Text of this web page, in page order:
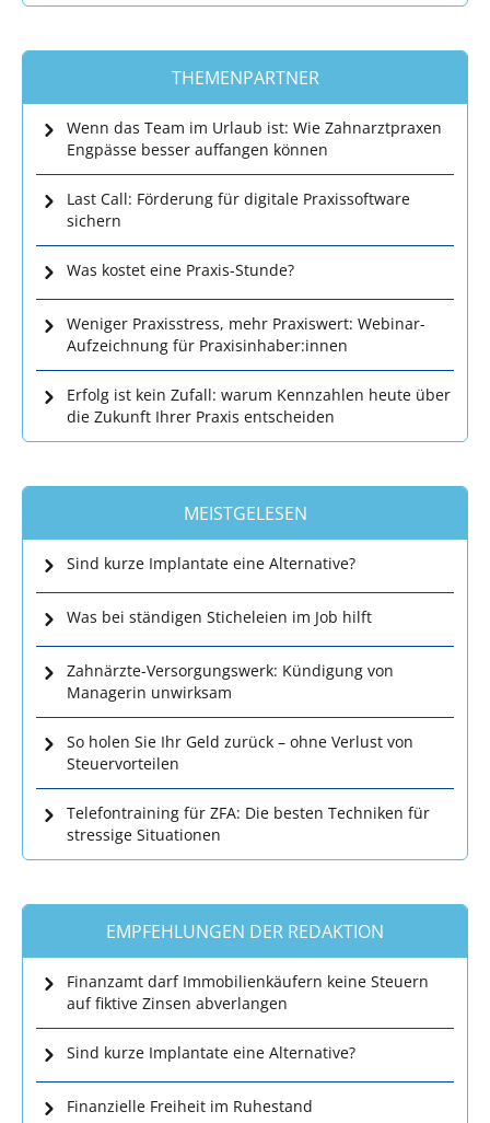
THEMENPARTNER
Wenn das Team im Urlaub ist: Wie Zahnarztpraxen
Engpässe besser auffangen können
Last Call: Förderung für digitale Praxissoftware
sichern
Was kostet eine Praxis-Stunde?
Weniger Praxisstress, mehr Praxiswert: Webinar-
Aufzeichnung für Praxisinhaber:innen
Erfolg ist kein Zufall: warum Kennzahlen heute über
die Zukunft Ihrer Praxis entscheiden
MEISTGELESEN
Sind kurze Implantate eine Alternative?
Was bei ständigen Sticheleien im Job hilft
Zahnärzte-Versorgungswerk: Kündigung von
Managerin unwirksam
So holen Sie Ihr Geld zurück – ohne Verlust von
Steuervorteilen
Telefontraining für ZFA: Die besten Techniken für
stressige Situationen
EMPFEHLUNGEN DER REDAKTION
Finanzamt darf Immobilienkäufern keine Steuern
auf fiktive Zinsen abverlangen
Sind kurze Implantate eine Alternative?
Finanzielle Freiheit im Ruhestand